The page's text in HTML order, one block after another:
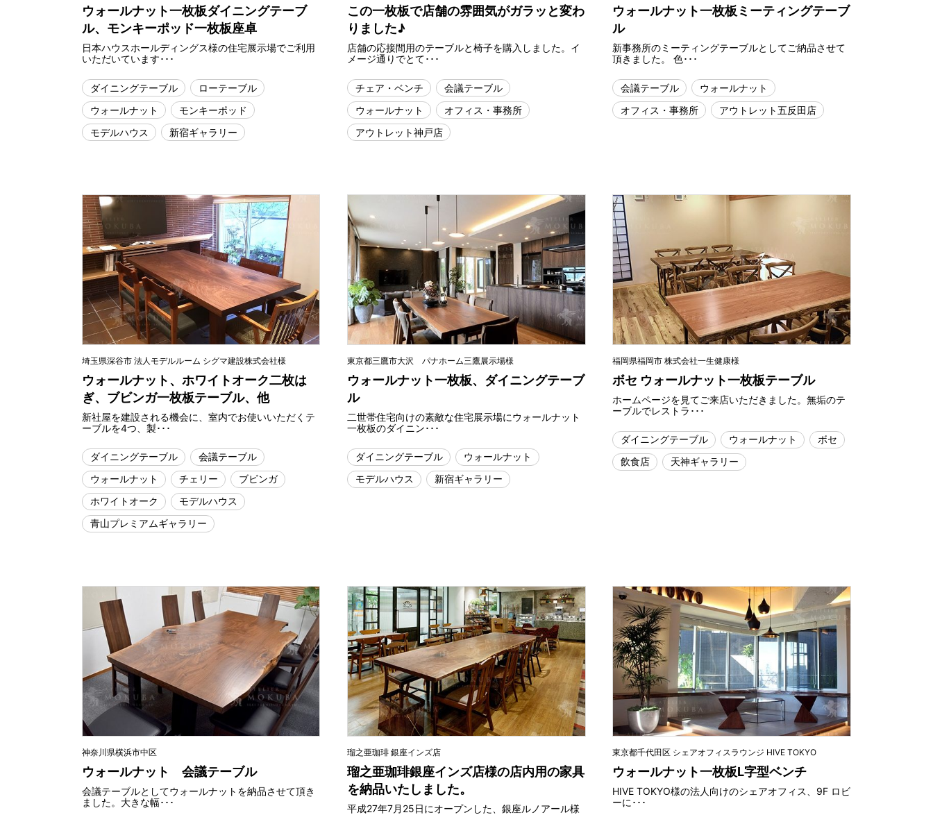
ウォールナット一枚板ダイニングテーブ
ル、モンキーポッド一枚板座卓
日本ハウスホールディングス様の住宅展示場でご利用
いただいています･･･
ダイニングテーブル
ローテーブル
ウォールナット
モンキーポッド
モデルハウス
新宿ギャラリー
この一枚板で店舗の雰囲気がガラッと変わ
りました♪
店舗の応接間用のテーブルと椅子を購入しました。イ
メージ通りでとて･･･
チェア・ベンチ
会議テーブル
ウォールナット
オフィス・事務所
アウトレット神戸店
ウォールナット一枚板ミーティングテーブ
ル
新事務所のミーティングテーブルとしてご納品させて
頂きました。 色･･･
会議テーブル
ウォールナット
オフィス・事務所
アウトレット五反田店
埼玉県深谷市 法人モデルルーム シグマ建設株式会社様
ウォールナット、ホワイトオーク二枚は
ぎ、ブビンガ一枚板テーブル、他
新社屋を建設される機会に、室内でお使いいただくテ
ーブルを4つ、製･･･
ダイニングテーブル
会議テーブル
ウォールナット
チェリー
ブビンガ
ホワイトオーク
モデルハウス
青山プレミアムギャラリー
東京都三鷹市大沢 パナホーム三鷹展示場様
ウォールナット一枚板、ダイニングテーブ
ル
二世帯住宅向けの素敵な住宅展示場にウォールナット
一枚板のダイニン･･･
ダイニングテーブル
ウォールナット
モデルハウス
新宿ギャラリー
福岡県福岡市 株式会社一生健康様
ボセ ウォールナット一枚板テーブル
ホームページを見てご来店いただきました。無垢のテ
ーブルでレストラ･･･
ダイニングテーブル ウォールナット
ボセ
飲食店
天神ギャラリー
神奈川県横浜市中区
ウォールナット 会議テーブル
会議テーブルとしてウォールナットを納品させて頂き
ました。大きな幅･･･
瑠之亜珈琲 銀座インズ店
瑠之亜珈琲銀座インズ店様の店内用の家具
を納品いたしました。
平成27年7月25日にオープンした、銀座ルノアール様
東京都千代田区 シェアオフィスラウンジ HIVE TOKYO
ウォールナット一枚板L字型ベンチ
HIVE TOKYO様の法人向けのシェアオフィス、9F ロビ
ーに･･･